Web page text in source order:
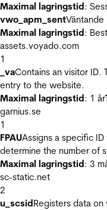
Maximal lagringstid:
vwo_apm_sentVäntande
Maximal lagringstid:
assets.voyado.com
1
_vaContains an visitor ID.
entry to the website.
Maximal lagringstid: 1 år
garnius.se
1
FPAUAssigns a specific
determine the number of
Maximal lagringstid: 3
sc-static.net
2
u_scsidRegisters data